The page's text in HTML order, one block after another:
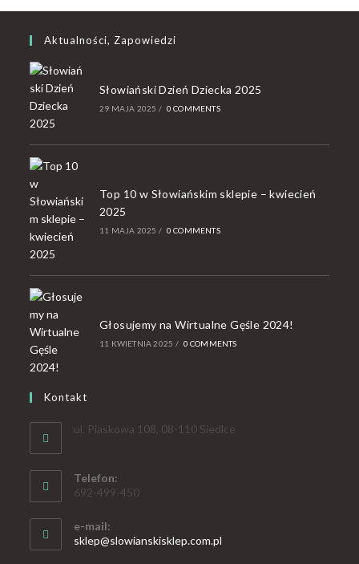
Aktualności, Zapowiedzi
Słowiański Dzień Dziecka 2025
29 MAJA 2025 / 0 COMMENTS
Top 10 w Słowiańskim sklepie – kwiecień
2025
11 MAJA 2025 / 0 COMMENTS
Głosujemy na Wirtualne Gęśle 2024!
11 KWIETNIA 2025 / 0 COMMENTS
Kontakt
ul. Piaskowa 108, 08-110 Siedlce
Telefon:
692-499-450
e-mail:
sklep@slowianskisklep.com.pl